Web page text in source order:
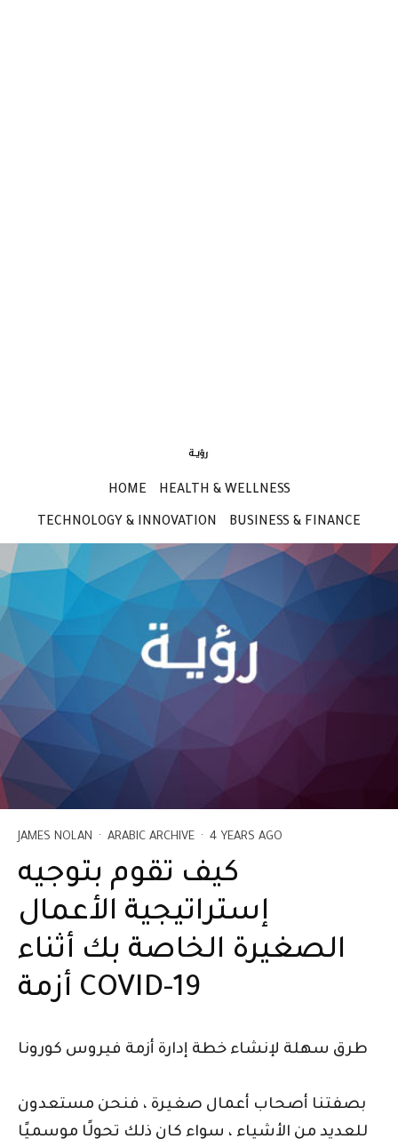
HOME HEALTH & WELLNESS
TECHNOLOGY & INNOVATION BUSINESS & FINANCE
JAMES NOLAN · ARABIC ARCHIVE · 4 YEARS AGO
كيف تقوم بتوجيه
إستراتيجية الأعمال
الصغيرة الخاصة بك أثناء
أزمة COVID-19
طرق سهلة لإنشاء خطة إدارة أزمة فيروس كورونا
بصفتنا أصحاب أعمال صغيرة ، فنحن مستعدون
للعديد من الأشياء ، سواء كان ذلك تحولًا موسميًا